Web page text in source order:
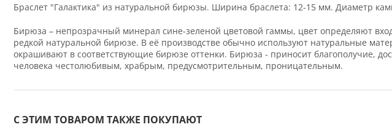
Браслет "Галактика" из натуральной бирюзы. Ширина браслета: 12-15 мм. Диаметр
Бирюза – непрозрачный минерал сине-зеленой цветовой гаммы, цвет определяют
редкой натуральной бирюзе. В её производстве обычно используют натуральные
окрашивают в соответствующие бирюзе оттенки. Бирюза - приносит благополучие,
человека честолюбивым, храбрым, предусмотрительным, проницательным.
С ЭТИМ ТОВАРОМ ТАКЖЕ ПОКУПАЮТ